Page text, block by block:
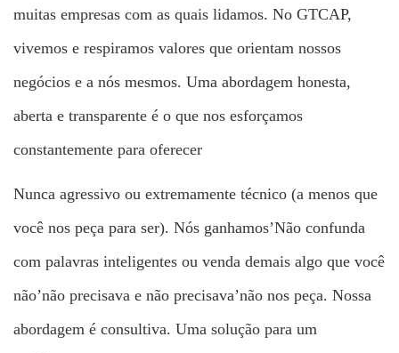
muitas empresas com as quais lidamos. No GTCAP,
vivemos e respiramos valores que orientam nossos
negócios e a nós mesmos. Uma abordagem honesta,
aberta e transparente é o que nos esforçamos
constantemente para oferecer
Nunca agressivo ou extremamente técnico (a menos que
você nos peça para ser). Nós ganhamos’Não confunda
com palavras inteligentes ou venda demais algo que você
não’não precisava e não precisava’não nos peça. Nossa
abordagem é consultiva. Uma solução para um